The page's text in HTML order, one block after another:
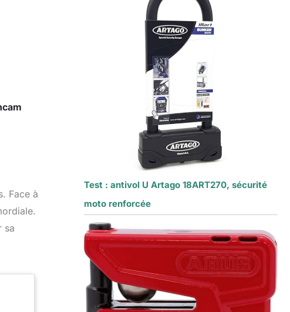
Face à
sa
Test : antivol U Artago 18ART270, sécurité
moto renforcée